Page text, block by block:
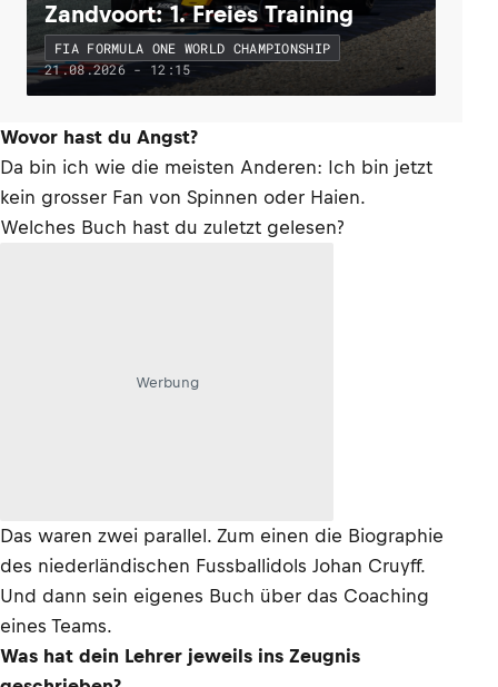
Zandvoort: 1. Freies Training
FIA FORMULA ONE WORLD CHAMPIONSHIP
21.08.2026 - 12:15
Wovor hast du Angst?
Da bin ich wie die meisten Anderen: Ich bin jetzt
kein grosser Fan von Spinnen oder Haien.
Welches Buch hast du zuletzt gelesen?
Werbung
Das waren zwei parallel. Zum einen die Biographie
des niederländischen Fussballidols Johan Cruyff.
Und dann sein eigenes Buch über das Coaching
eines Teams.
Was hat dein Lehrer jeweils ins Zeugnis